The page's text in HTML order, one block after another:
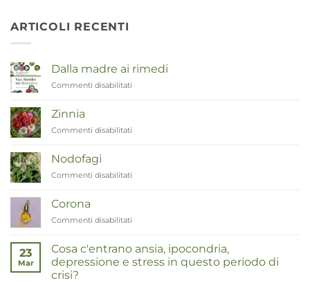
ARTICOLI RECENTI
Dalla madre ai rimedi
Commenti disabilitati
Zinnia
Commenti disabilitati
Nodofagi
Commenti disabilitati
Corona
Commenti disabilitati
23
Mar
Cosa c'entrano ansia, ipocondria,
depressione e stress in questo periodo di
crisi?